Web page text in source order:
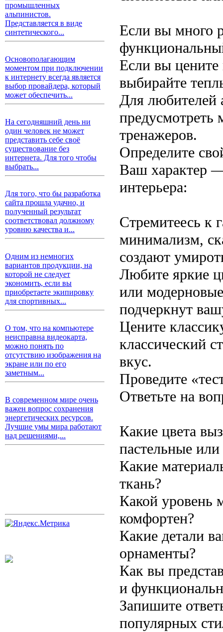
промышленных
альпинистов.
Представляется в виде
синтетического...
Основополагающим
моментом при подключении
к интернету всегда является
выбор провайдера, который
может обеспечить...
На сегодняшний день ни
один человек не может
представить себе своё
существование без
интернета. Для того чтобы
выбрать...
Для того, что бы разработка
сайта прошла удачно, и
полученный результат
соответствовал должному
уровню качества и...
Одним из немногих
вариантов продукции, на
которой не следует
экономить, если вы
приобретаете экипировку
для спортивных...
О том, что на компьютере
неисправна видеокарта,
можно понять по
отсутствию изображения на
экране или по его
заметным...
В современном мире очень
важен вопрос сохранения
энергетических ресурсов.
Лучшие умы мира работают
над решениями,...
Если вы много
Если вы
выбирайте
Для любителей
предусмотреть
тренажеров.
Определите
Ваш характер
интерьера:
Стремитеесь к
минимализм,
создают
Любите яркие
или
подчеркнут
Цените
классический
вкус.
Проведите
Ответьте на
Какие цвета
пастельные
Какие
ткань?
Какой уровень
комфортен?
Какие детали
орнаменты?
Как вы
и
Запишите
популярных